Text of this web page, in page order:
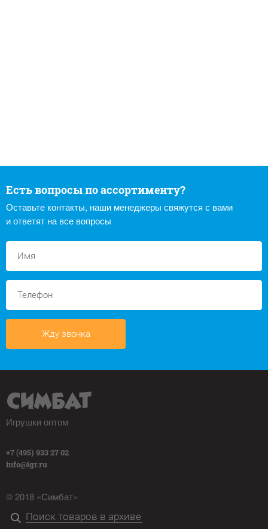
Есть вопросы по ассортименту?
Оставьте контакты, наши менеджеры свяжутся с вами
и ответят на все вопросы
Жду звонка
Игрушки оптом
+7 (495) 933 27 02
info@igr.ru
© 2018 «Симбат»